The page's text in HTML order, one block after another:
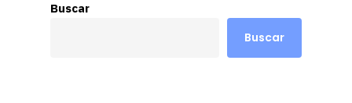
Buscar
Buscar